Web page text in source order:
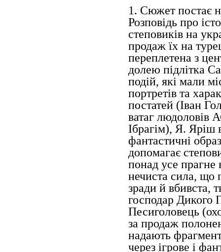
1. Сюжет постає
Розповідь про
степовиків на
продаж їх на
переплетена з
долею підлітка
подій, які мали
портретів та
постатей (Іван
ватаг людоловів
Ібрагім), Я. Яріш
фантастичні
допомагає
понад усе прагне
нечиста сила, що
зради й вбивста,
господар Дикого
Песиголовець
за продаж
надають
через ігрове і